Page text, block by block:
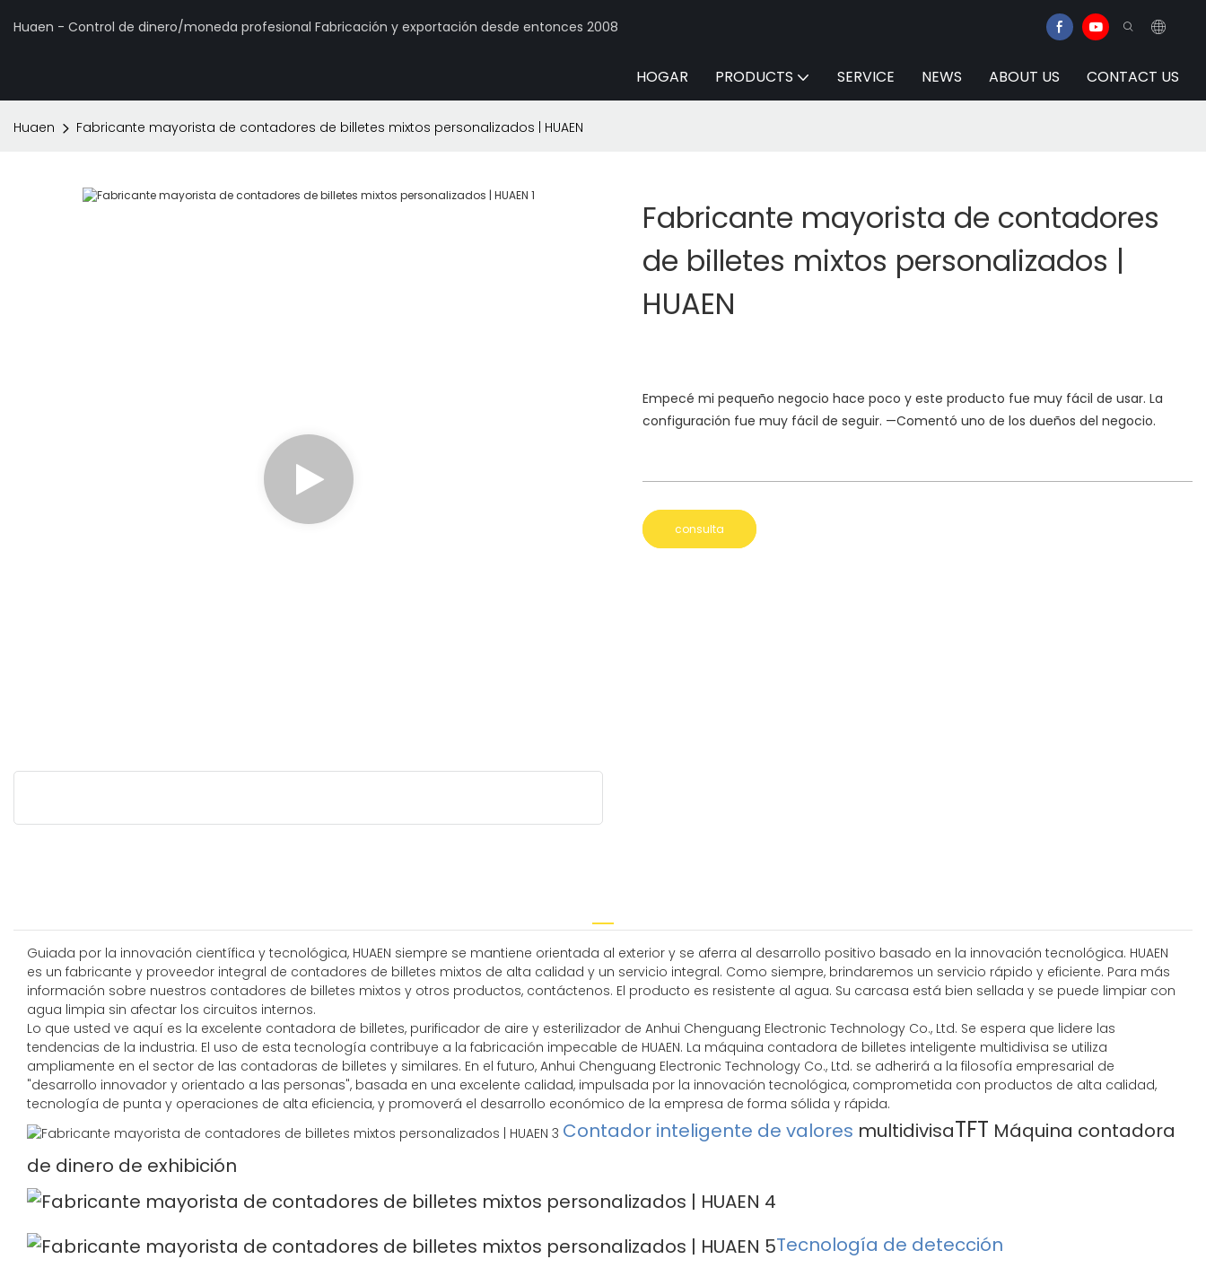
Huaen - Control de dinero/moneda profesional Fabricación y exportación desde entonces 2008
HOGAR PRODUCTS SERVICE NEWS ABOUT US CONTACT US
Huaen Fabricante mayorista de contadores de billetes mixtos personalizados | HUAEN
Fabricante mayorista de contadores
de billetes mixtos personalizados |
HUAEN
Empecé mi pequeño negocio hace poco y este producto fue muy fácil de usar. La
configuración fue muy fácil de seguir. —Comentó uno de los dueños del negocio.
consulta
Guiada por la innovación científica y tecnológica, HUAEN siempre se mantiene orientada al exterior y se aferra al desarrollo positivo basado en la innovación tecnológica. HUAEN
es un fabricante y proveedor integral de contadores de billetes mixtos de alta calidad y un servicio integral. Como siempre, brindaremos un servicio rápido y eficiente. Para más
información sobre nuestros contadores de billetes mixtos y otros productos, contáctenos. El producto es resistente al agua. Su carcasa está bien sellada y se puede limpiar con
agua limpia sin afectar los circuitos internos.
Lo que usted ve aquí es la excelente contadora de billetes, purificador de aire y esterilizador de Anhui Chenguang Electronic Technology Co., Ltd. Se espera que lidere las
tendencias de la industria. El uso de esta tecnología contribuye a la fabricación impecable de HUAEN. La máquina contadora de billetes inteligente multidivisa se utiliza
ampliamente en el sector de las contadoras de billetes y similares. En el futuro, Anhui Chenguang Electronic Technology Co., Ltd. se adherirá a la filosofía empresarial de
"desarrollo innovador y orientado a las personas", basada en una excelente calidad, impulsada por la innovación tecnológica, comprometida con productos de alta calidad,
tecnología de punta y operaciones de alta eficiencia, y promoverá el desarrollo económico de la empresa de forma sólida y rápida.
Contador inteligente de valores multidivisaTFT Máquina contadora
de dinero de exhibición
Tecnología de detección